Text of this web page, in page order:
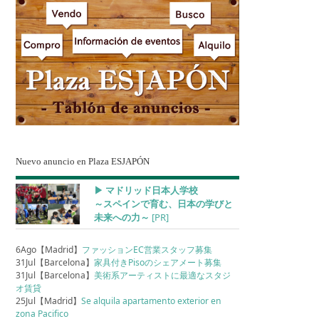
Nuevo anuncio en Plaza ESJAPÓN
▶︎ マドリッド日本人学校
～スペインで育む、日本の学びと
未来への力～ [PR]
6Ago【Madrid】 ファッションEC営業スタッフ募集
31Jul【Barcelona】家具付きPisoのシェアメート募集
31Jul【Barcelona】美術系アーティストに最適なスタジ
オ賃貸
25Jul【Madrid】Se alquila apartamento exterior en
zona Pacifico